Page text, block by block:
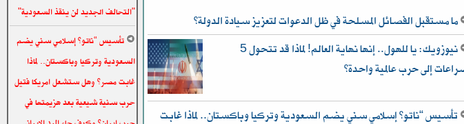
ما مستقبل الفصائل المسلحة في ظل الدعوات لتعزيز سيادة الدولة؟
نيوزويك: يا للهول.. إنها نهاية العالم! لماذا قد تتحول 5
إلى حرب عالمية واحدة؟
تأسيس “ناتو” إسلامي سني يضم السعودية وتركيا وباكستان.. لماذا غابت
"التحالف الجديد لن ينقذ السعودية"
تأسيس “ناتو” إسلامي سني يضم
السعودية وتركيا وباكستان.. لماذا
غابت مصر؟ وهل ستشعل امريكا فتيل
حرب سنية شيعية بعد هزيمتها في